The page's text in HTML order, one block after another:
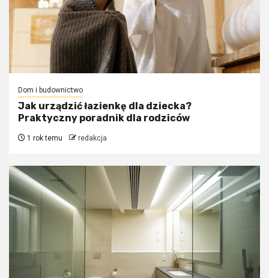
Dom i budownictwo
Jak urządzić łazienkę dla dziecka?
Praktyczny poradnik dla rodziców
1 rok temu redakcja